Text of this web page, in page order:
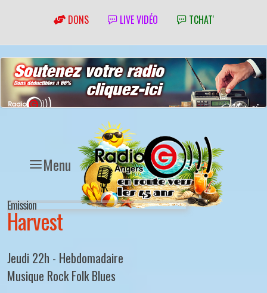
DONS LIVE VIDÉO TCHAT'
Menu
Emission
Harvest
Jeudi 22h - Hebdomadaire
Musique Rock Folk Blues